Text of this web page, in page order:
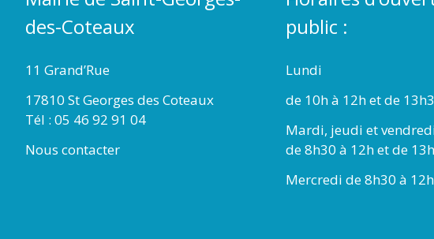
des-Coteaux
11 Grand’Rue
17810 St Georges des Coteaux
Tél : 05 46 92 91 04
Nous contacter
public :
Lundi
de 10h à 12h et de
Mardi, jeudi et
de 8h30 à 12h et de
Mercredi de 8h30 à 12h